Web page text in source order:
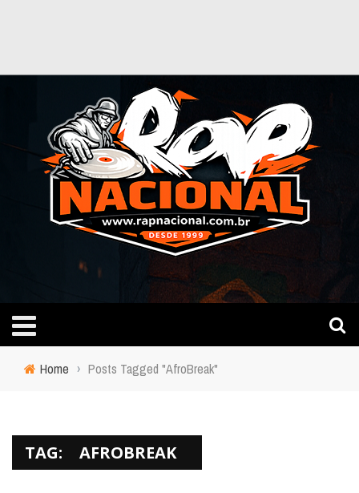
Home › Posts Tagged "AfroBreak"
TAG: AFROBREAK